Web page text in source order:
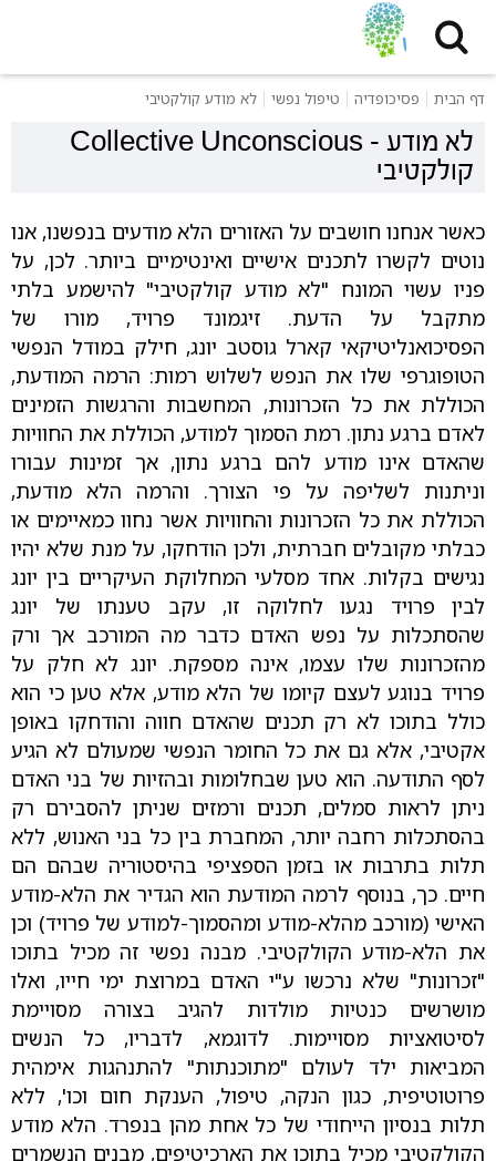
דף הבית פסיכופדיה טיפול נפשי לא מודע קולקטיבי
Collective Unconscious - לא מודע
קולקטיבי
כאשר אנחנו חושבים על האזורים הלא מודעים בנפשנו, אנו
נוטים לקשרו לתכנים אישיים ואינטימיים ביותר. לכן, על
פניו עשוי המונח "לא מודע קולקטיבי" להישמע בלתי
מתקבל על הדעת. זיגמונד פרויד, מורו של
הפסיכואנליטיקאי קארל גוסטב יונג, חילק במודל הנפשי
הטופוגרפי שלו את הנפש לשלוש רמות: הרמה המודעת,
הכוללת את כל הזכרונות, המחשבות והרגשות הזמינים
לאדם ברגע נתון. רמת הסמוך למודע, הכוללת את החוויות
שהאדם אינו מודע להם ברגע נתון, אך זמינות עבורו
וניתנות לשליפה על פי הצורך. והרמה הלא מודעת,
הכוללת את כל הזכרונות והחוויות אשר נחוו כמאיימים או
כבלתי מקובלים חברתית, ולכן הודחקו, על מנת שלא יהיו
נגישים בקלות. אחד מסלעי המחלוקת העיקריים בין יונג
לבין פרויד נגעו לחלוקה זו, עקב טענתו של יונג
שהסתכלות על נפש האדם כדבר מה המורכב אך ורק
מהזכרונות שלו עצמו, אינה מספקת. יונג לא חלק על
פרויד בנוגע לעצם קיומו של הלא מודע, אלא טען כי הוא
כולל בתוכו לא רק תכנים שהאדם חווה והודחקו באופן
אקטיבי, אלא גם את כל החומר הנפשי שמעולם לא הגיע
לסף התודעה. הוא טען שבחלומות ובהזיות של בני האדם
ניתן לראות סמלים, תכנים ורמזים שניתן להסבירם רק
בהסתכלות רחבה יותר, המחברת בין כל בני האנוש, ללא
תלות בתרבות או בזמן הספציפי בהיסטוריה שבהם הם
חיים. כך, בנוסף לרמה המודעת הוא הגדיר את הלא-מודע
האישי (מורכב מהלא-מודע ומהסמוך-למודע של פרויד) וכן
את הלא-מודע הקולקטיבי. מבנה נפשי זה מכיל בתוכו
"זכרונות" שלא נרכשו ע"י האדם במרוצת ימי חייו, ואלו
מושרשים כנטיות מולדות להגיב בצורה מסויימת
לסיטואציות מסויימות. לדוגמא, לדבריו, כל הנשים
המביאות ילד לעולם "מתוכנתות" להתנהגות אימהית
פרוטוטיפית, כגון הנקה, טיפול, הענקת חום וכו', ללא
תלות בנסיון הייחודי של כל אחת מהן בנפרד. הלא מודע
הקולקטיבי מכיל בתוכו את הארכיטיפים, מבנים הנשמרים